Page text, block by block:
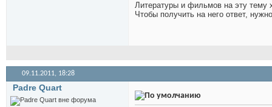
Литературы и фильмов на эту тему
Чтобы получить на него ответ,
09.11.2011, 18:28
Padre Quart